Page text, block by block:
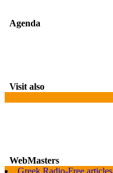
Agenda
Visit also
WebMasters
Greek Radio-Free articles